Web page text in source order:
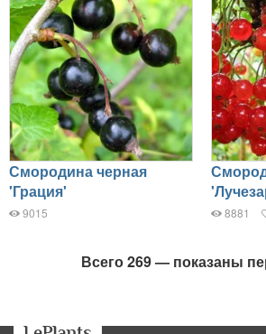
Смородина черная
'Грация'
9015 8881
Всего 269 — показаны